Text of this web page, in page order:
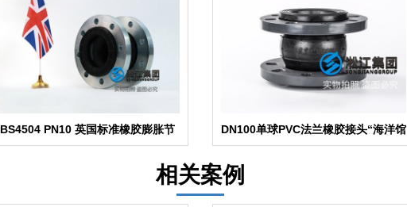
BS4504 PN10 英国标准橡胶膨胀节
DN100单球PVC法兰橡胶接头“海洋馆
维生系统”
相关案例